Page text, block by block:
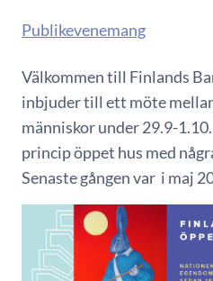
Publikevenemang
Välkommen till Finlands
inbjuder till ett möte
människor under 29.9-
princip öppet hus med
Senaste gången var i maj